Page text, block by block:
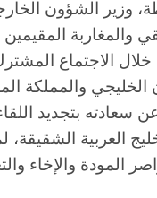
وزير الشؤون
والمغاربة المقيمين
خلال الاجتماع
والمملكة
سعادته بتجديد
العربية الشقيقة،
المودة والإخاء